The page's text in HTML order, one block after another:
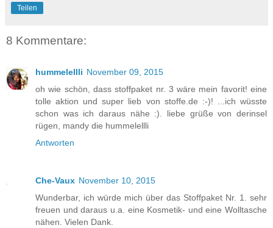
Teilen
8 Kommentare:
hummelellli November 09, 2015
oh wie schön, dass stoffpaket nr. 3 wäre mein favorit! eine
tolle aktion und super lieb von stoffe.de :-)! ...ich wüsste
schon was ich daraus nähe :). liebe grüße von derinsel
rügen, mandy die hummelellli
Antworten
Che-Vaux November 10, 2015
Wunderbar, ich würde mich über das Stoffpaket Nr. 1. sehr
freuen und daraus u.a. eine Kosmetik- und eine Wolltasche
nähen. Vielen Dank.